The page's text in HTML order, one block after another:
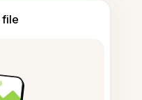
file